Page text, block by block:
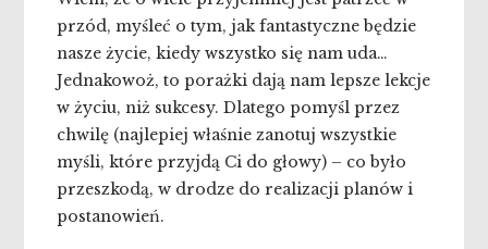
przód, myśleć o tym, jak fantastyczne będzie
nasze życie, kiedy wszystko się nam uda…
Jednakowoż, to porażki dają nam lepsze lekcje
w życiu, niż sukcesy. Dlatego pomyśl przez
chwilę (najlepiej właśnie zanotuj wszystkie
myśli, które przyjdą Ci do głowy) – co było
przeszkodą, w drodze do realizacji planów i
postanowień.